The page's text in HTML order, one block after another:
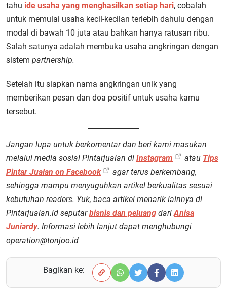
tahu ide usaha yang menghasilkan setiap hari, cobalah
untuk memulai usaha kecil-kecilan terlebih dahulu dengan
modal di bawah 10 juta atau bahkan hanya ratusan ribu.
Salah satunya adalah membuka usaha angkringan dengan
sistem partnership.
Setelah itu siapkan nama angkringan unik yang
memberikan pesan dan doa positif untuk usaha kamu
tersebut.
Jangan lupa untuk berkomentar dan beri kami masukan
melalui media sosial Pintarjualan di Instagram atau Tips
Pintar Jualan on Facebook
agar terus berkembang,
sehingga mampu menyuguhkan artikel berkualitas sesuai
kebutuhan readers. Yuk, baca artikel menarik lainnya di
Pintarjualan.id seputarbisnis dan peluang dari Anisa
Juniardy. Informasi lebih lanjut dapat menghubungi
operation@tonjoo.id
Bagikan ke: